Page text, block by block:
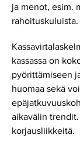
ja menot, esim.
rahoituskuluista.
kassassa on
pyörittämiseen
huomaa sekä
aikavälin
korjausliikkeitä.